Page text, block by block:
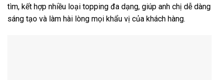
tìm, kết hợp nhiều loại topping đa dạng, giúp anh chị dễ dàng
sáng tạo và làm hài lòng mọi khẩu vị của khách hàng.